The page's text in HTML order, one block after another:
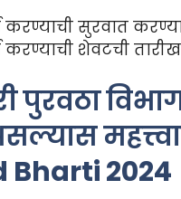
सुरवात
शेवटची
पुरवठा
Bharti 2024